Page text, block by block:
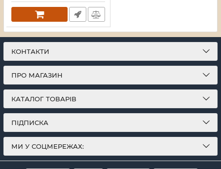
КОНТАКТИ
ПРО МАГАЗИН
КАТАЛОГ ТОВАРІВ
ПІДПИСКА
МИ У СОЦМЕРЕЖАХ: